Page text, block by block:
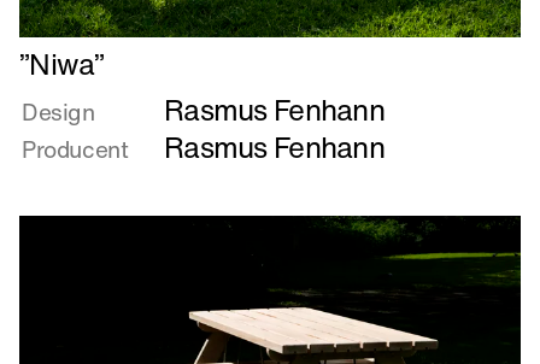
Læs
mere
om
”Niwa”
”Niwa”
Design Rasmus Fenhann
Producent Rasmus Fenhann